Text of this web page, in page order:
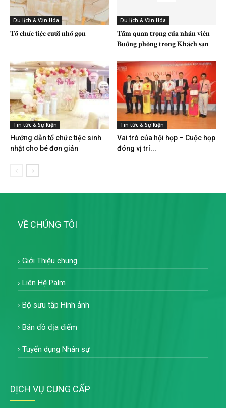
Du lịch & Văn Hóa
𝐓𝐨̂̉ 𝐜𝐡𝐮̛́𝐜 𝐭𝐢𝐞̣̂𝐜 𝐜𝐮̛𝐨̛́𝐢 𝐧𝐡𝐨̉ 𝐠𝐨̣𝐧
Du lịch & Văn Hóa
𝐓𝐚̂̀𝐦 𝐪𝐮𝐚𝐧 𝐭𝐫𝐨̣𝐧𝐠 𝐜𝐮̉𝐚 𝐧𝐡𝐚̂𝐧 𝐯𝐢𝐞̂𝐧
𝐁𝐮𝐨̂̀𝐧𝐠 𝐩𝐡𝐨̀𝐧𝐠 𝐭𝐫𝐨𝐧𝐠 𝐊𝐡𝐚́𝐜𝐡 𝐬𝐚̣𝐧
Tin tức & Sự Kiện
Hướng dẫn tổ chức tiệc sinh
nhật cho bé đơn giản
Tin tức & Sự Kiện
Vai trò của hội họp – Cuộc họp
đóng vị trí...
VỀ CHÚNG TÔI
› Giới Thiệu chung
› Liên Hệ Palm
› Bộ sưu tập Hình ảnh
› Bản đồ địa điểm
› Tuyển dụng Nhân sự
DỊCH VỤ CUNG CẤP